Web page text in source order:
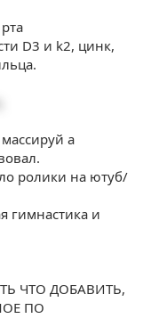
D3 и k2, цинк,
а
ролики на ютуб/
гимнастика и
ЧТО ДОБАВИТЬ,
ПО